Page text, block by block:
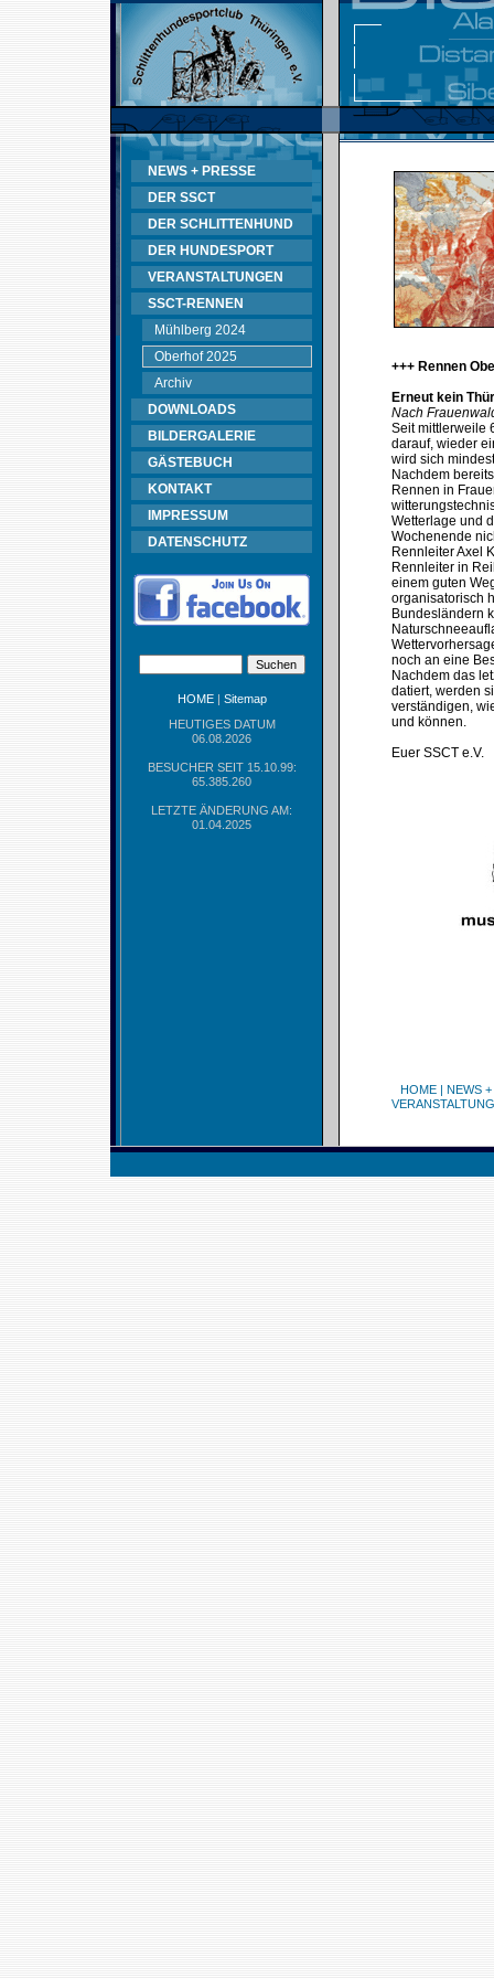
NEWS + PRESSE
DER SSCT
DER SCHLITTENHUND
DER HUNDESPORT
VERANSTALTUNGEN
SSCT-RENNEN
Mühlberg 2024
Oberhof 2025
Archiv
DOWNLOADS
BILDERGALERIE
GÄSTEBUCH
KONTAKT
IMPRESSUM
DATENSCHUTZ
HOME| Sitemap
HEUTIGES DATUM
06.08.2026
BESUCHER SEIT 15.10.99:
65.385.260
LETZTE ÄNDERUNG AM:
01.04.2025
+++ Rennen
Erneut kein
Nach
Seit mittlerweile
darauf, wieder
wird sich
Nachdem
Rennen in
Wetterlage und
Wochenende
Rennleiter Axel
Rennleiter in
einem guten
organisatorisch
Bundesländern
noch an eine
Nachdem das
datiert, werden
verständigen,
und können.
Euer SSCT e.V.
HOME| NEWS